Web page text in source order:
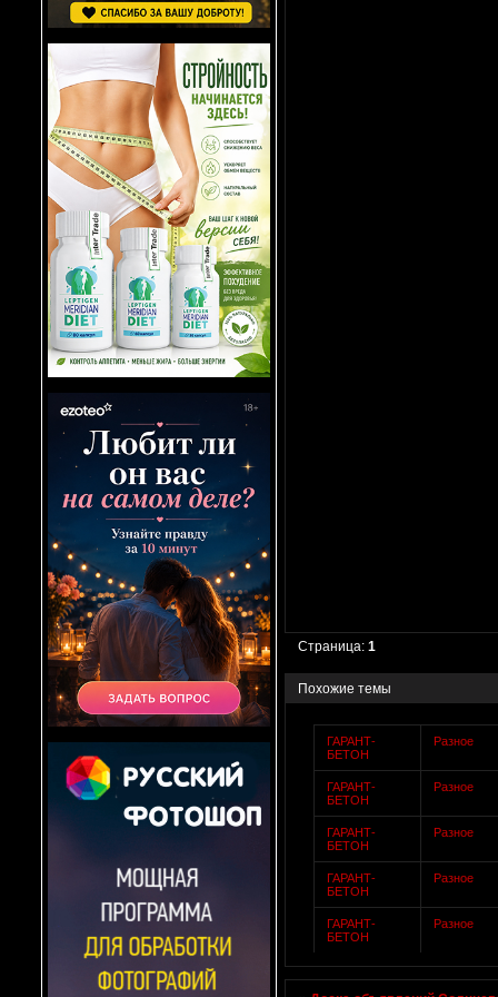
Страница:1
Похожие темы
ГАРАНТ-
БЕТОН
Разное
ГАРАНТ-
БЕТОН
Разное
ГАРАНТ-
БЕТОН
Разное
ГАРАНТ-
БЕТОН
Разное
ГАРАНТ-
БЕТОН
Разное